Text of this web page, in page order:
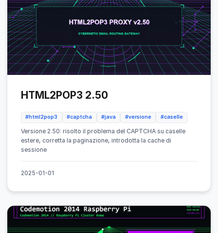
HTML2POP3 2.50
#html2pop3 #captcha #java #versione #caselle
Versione 2.50: risolto il problema del CAPTCHA su caselle
estere, corretta la paginazione, introdotta la cache di
sessione
2025-01-01